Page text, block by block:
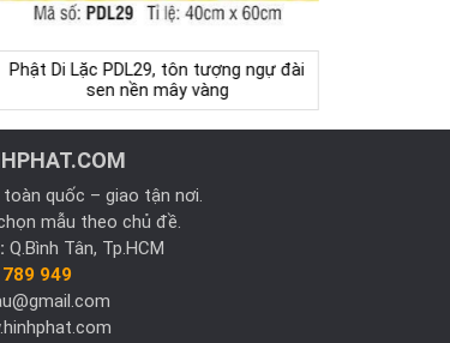
Phật Di Lặc PDL29, tôn tượng ngự đài
sen nền mây vàng
quốc – giao tận nơi.
mẫu theo chủ đề.
Q.Bình Tân, Tp.HCM
949